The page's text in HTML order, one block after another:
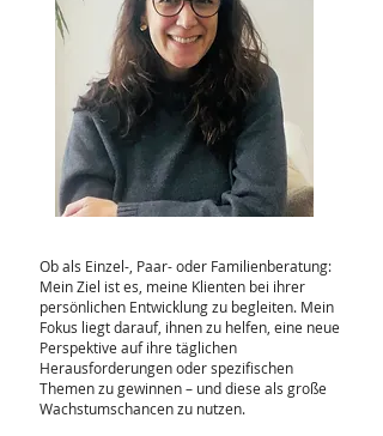
Ob als Einzel-, Paar- oder Familienberatung:
Mein Ziel ist es, meine Klienten bei ihrer
persönlichen Entwicklung zu begleiten. Mein
Fokus liegt darauf, ihnen zu helfen, eine neue
Perspektive auf ihre täglichen
Herausforderungen oder spezifischen
Themen zu gewinnen – und diese als große
Wachstumschancen zu nutzen.